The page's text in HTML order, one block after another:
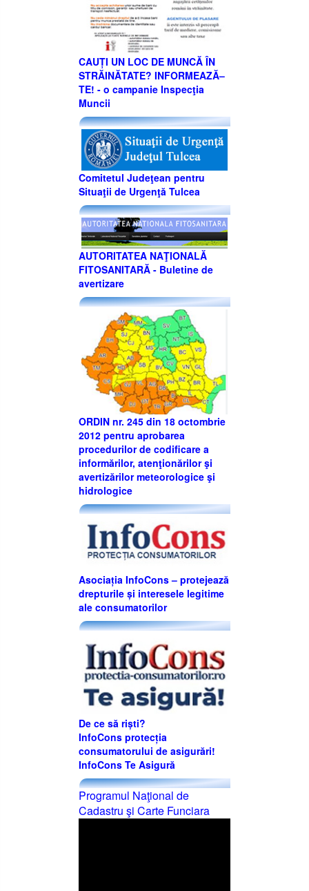
CAUȚI UN LOC DE MUNCĂ ÎN
STRĂINĂTATE? INFORMEAZĂ–
TE! - o campanie Inspecţia
Muncii
Comitetul Judeţean pentru
Situaţii de Urgenţă Tulcea
AUTORITATEA NAŢIONALĂ
FITOSANITARĂ - Buletine de
avertizare
ORDIN nr. 245 din 18 octombrie
2012 pentru aprobarea
procedurilor de codificare a
informărilor, atenţionărilor şi
avertizărilor meteorologice şi
hidrologice
Asociația InfoCons – protejează
drepturile și interesele legitime
ale consumatorilor
De ce să riști?
InfoCons protecția
consumatorului de asigurări!
InfoCons Te Asigură
Programul Naţional de
Cadastru şi Carte Funciara